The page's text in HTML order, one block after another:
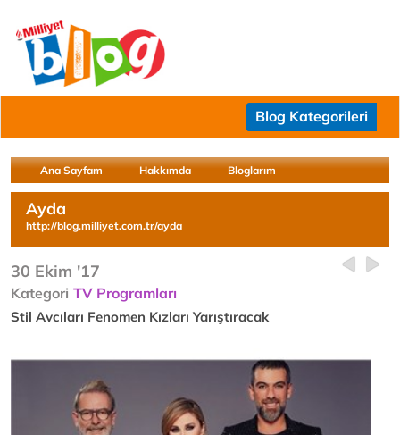
Blog Kategorileri
Ana Sayfam Hakkımda Bloglarım
Ayda
http://blog.milliyet.com.tr/ayda
30 Ekim '17
Kategori TV Programları
Stil Avcıları Fenomen Kızları Yarıştıracak